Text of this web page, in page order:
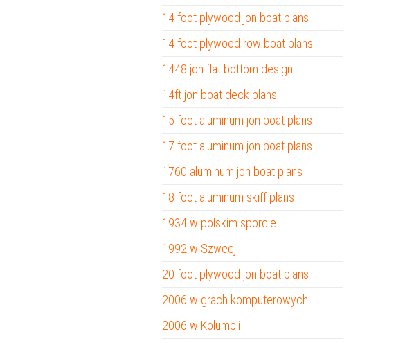
14 foot plywood jon boat plans
14 foot plywood row boat plans
1448 jon flat bottom design
14ft jon boat deck plans
15 foot aluminum jon boat plans
17 foot aluminum jon boat plans
1760 aluminum jon boat plans
18 foot aluminum skiff plans
1934 w polskim sporcie
1992 w Szwecji
20 foot plywood jon boat plans
2006 w grach komputerowych
2006 w Kolumbii